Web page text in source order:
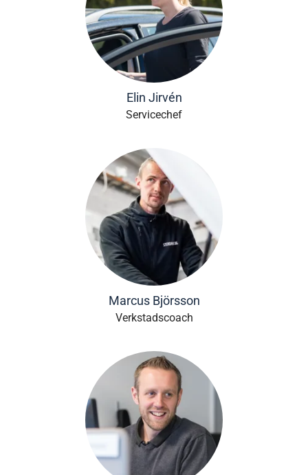
Elin Jirvén
Servicechef
Marcus Björsson
Verkstadscoach